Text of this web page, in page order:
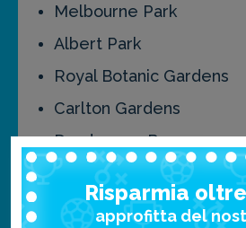
Melbourne Park
Albert Park
Royal Botanic Gardens
Carlton Gardens
Dandenong Ranges
Yarra Valley
per approfondire
Risparmia
approfitta del